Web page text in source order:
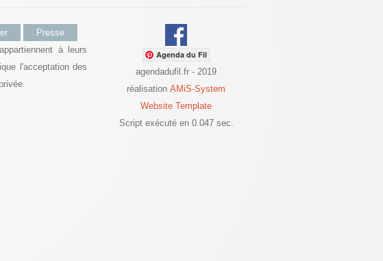
Presse
à leurs
l'acceptation des
Agenda du Fil
agendadufil.fr - 2019
réalisation AMiS-System
Website Template
Script exécuté en 0.047 sec.